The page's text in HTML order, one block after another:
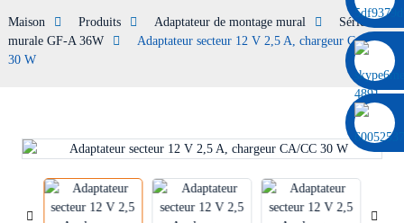
Maison Produits Adaptateur de montage mural
Série
murale GF-A 36W
Adaptateur secteur 12 V 2,5 A, chargeur CA/CC
30 W